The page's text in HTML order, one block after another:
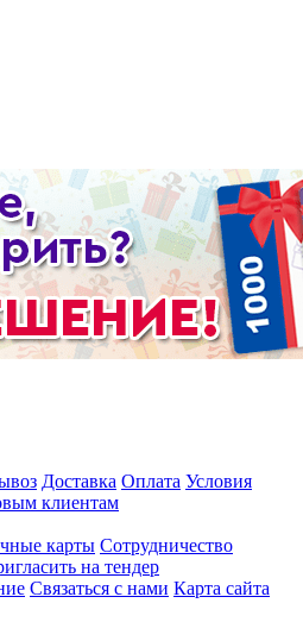
Доставка Оплата Условия
клиентам
карты Сотрудничество
на тендер
Связаться с нами Карта сайта